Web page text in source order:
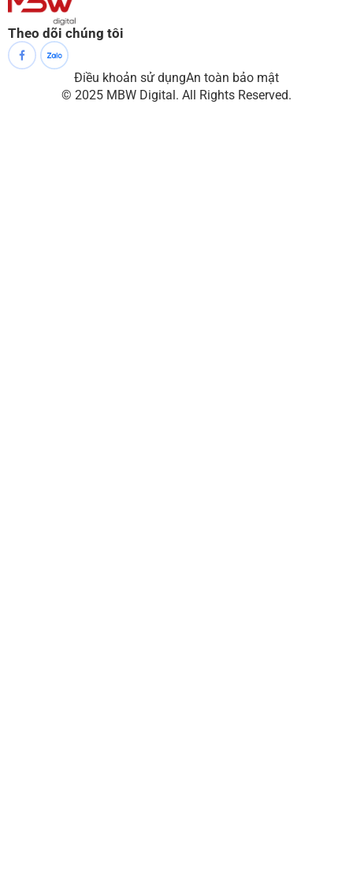
Theo dõi chúng tôi
© 2025 MBW Digital. All Rights Reserved.
Điều khoản sử dụngAn toàn bảo mật